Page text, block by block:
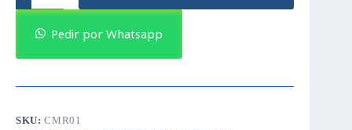
cantidadPedir por Whatsapp
SKU:CMR01